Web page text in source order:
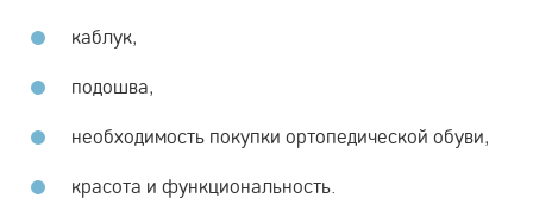
каблук,
подошва,
необходимость покупки ортопедической обуви,
красота и функциональность.